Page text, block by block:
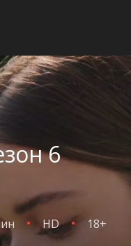
6
HD 18+